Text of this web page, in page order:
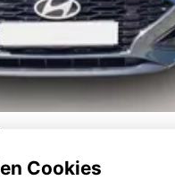
Cookies